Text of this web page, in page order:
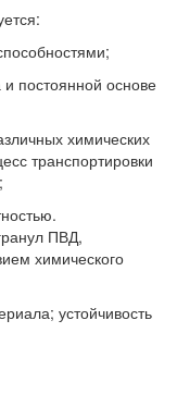
постоянной основе
химических
транспортировки
ПВД,
химического
устойчивость